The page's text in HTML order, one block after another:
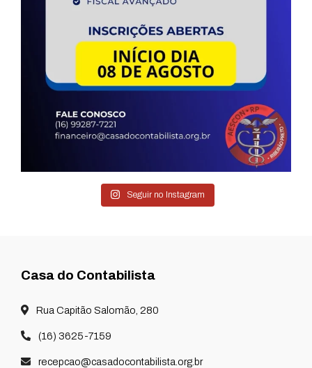
Seguir no Instagram
Casa do Contabilista
Rua Capitão Salomão, 280
(16) 3625-7159
recepcao@casadocontabilista.org.br